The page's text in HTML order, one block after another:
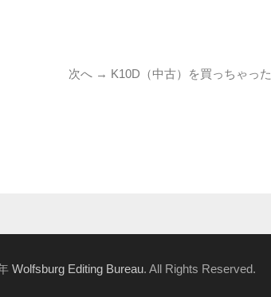
次へ → 次
K10D（中古）を買っちゃった
Wolfsburg Editing Bureau. All Rights Reserved.